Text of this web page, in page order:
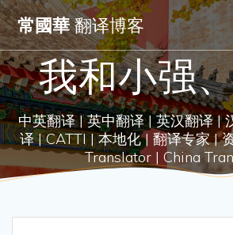
Skip
to
content
常國華翻译博客
我和小强
中英翻译 | 英中翻译 | 英汉翻译 |
译 | CATTI | 本地化 | 翻译专家 |
Translator | China